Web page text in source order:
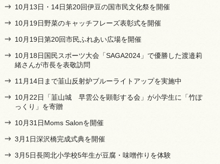
10月13日・14日第20回伊豆の国市民文化祭を開催
10月19日野菜のキャッチフレーズ表彰式を開催
10月19日第20回市民ふれあい広場を開催
10月18日国民スポーツ大会「SAGA2024」で優勝した渡邉莉
緒さんが市長を表敬訪問
11月14日まで韮山反射炉ブルーライトアップを実施中
10月22日「韮山城 早雲公を顕彰する会」が小学生に「竹ぽ
っくり」を寄贈
10月31日Moms Salonを開催
3月1日深沢橋完成式典を開催
3月5日長岡北小学校5年生が豆腐・味噌作りを体験